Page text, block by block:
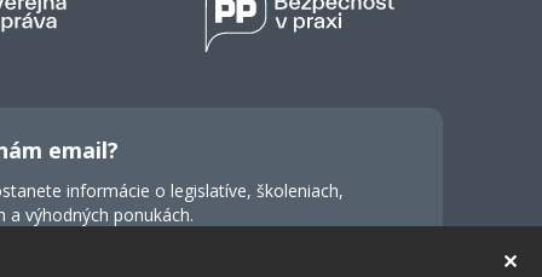
✕
email?
informácie o legislatíve, školeniach,
a výhodných ponukách.